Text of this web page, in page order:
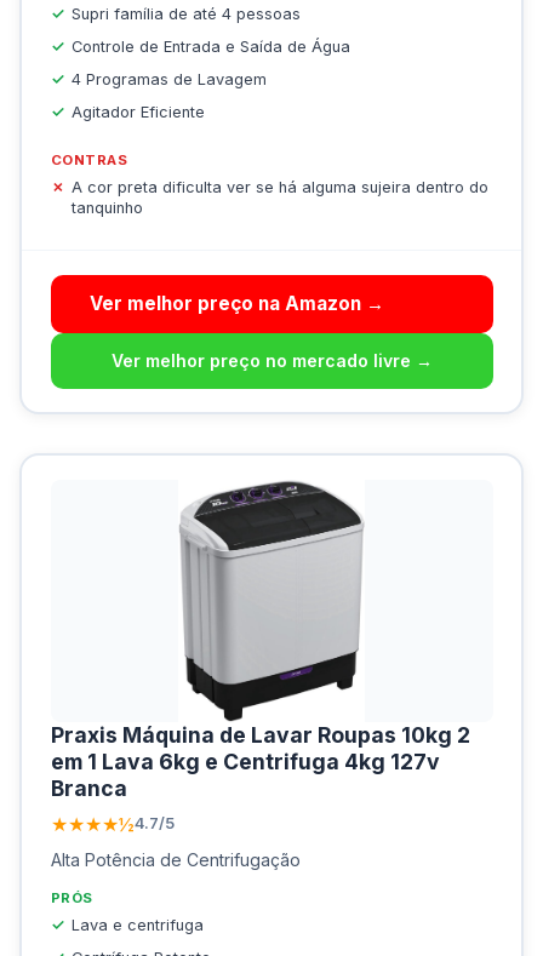
Supri família de até 4 pessoas
Controle de Entrada e Saída de Água
4 Programas de Lavagem
Agitador Eficiente
CONTRAS
A cor preta dificulta ver se há alguma sujeira dentro do
tanquinho
Ver melhor preço na Amazon →
Ver melhor preço no mercado livre →
Praxis Máquina de Lavar Roupas 10kg 2
em 1 Lava 6kg e Centrifuga 4kg 127v
Branca
★★★★½4.7/5
Alta Potência de Centrifugação
PRÓS
Lava e centrifuga